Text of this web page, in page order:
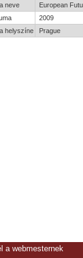
neve
European
2009
helyszíne
Prague
a webmesternek